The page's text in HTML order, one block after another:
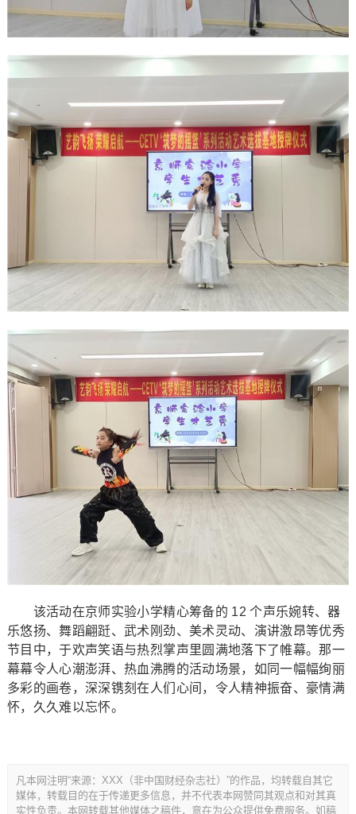
该活动在京师实验小学精心筹备的 12 个声乐婉转、器
乐悠扬、舞蹈翩跹、武术刚劲、美术灵动、演讲激昂等优秀
节目中，于欢声笑语与热烈掌声里圆满地落下了帷幕。那一
幕幕令人心潮澎湃、热血沸腾的活动场景，如同一幅幅绚丽
多彩的画卷，深深镌刻在人们心间，令人精神振奋、豪情满
怀，久久难以忘怀。
凡本网注明“来源：XXX（非中国财经杂志社）”的作品，均转载自其它
媒体，转载目的在于传递更多信息，并不代表本网赞同其观点和对其真
实性负责。本网转载其他媒体之稿件，意在为公众提供免费服务。如稿